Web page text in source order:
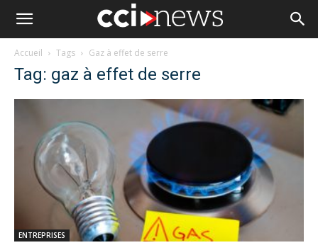
Accueil Tags Gaz à effet de serre
Tag: gaz à effet de serre
ENTREPRISES